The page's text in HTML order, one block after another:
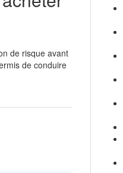
de risque avant
de conduire